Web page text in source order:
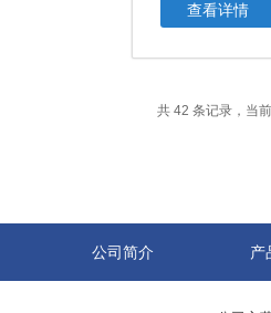
查看详情
共 42 条记录，当
公司简介 产